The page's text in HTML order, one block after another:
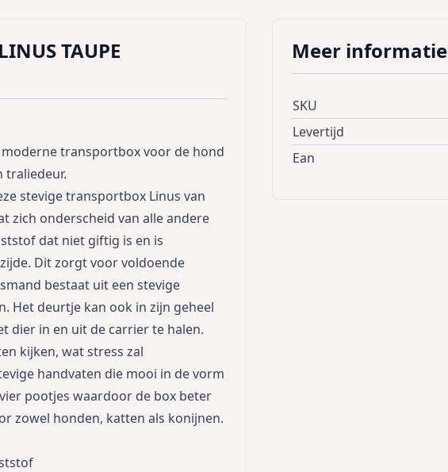
TAUPE
moderne transportbox voor de hond
traliedeur.
stevige transportbox Linus van
zich onderscheid van alle andere
dat niet giftig is en is
Dit zorgt voor voldoende
bestaat uit een stevige
Het deurtje kan ook in zijn geheel
dier in en uit de carrier te halen.
kijken, wat stress zal
handvaten die mooi in de vorm
pootjes waardoor de box beter
zowel honden, katten als konijnen.
Meer informatie
SKU
Levertijd
Ean